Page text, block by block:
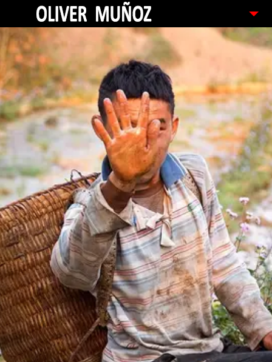
ARTICULOS / BLOG
FOTOGRAFIAS
CONTACTO
PEDIDOS